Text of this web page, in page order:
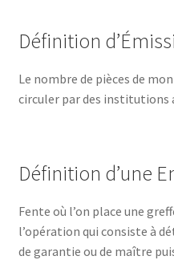
Définition
Le nombre de pièces de
circuler par des institutions
Définition d’une
Fente où l’on place une
l’opération qui consiste à
de garantie ou de maître